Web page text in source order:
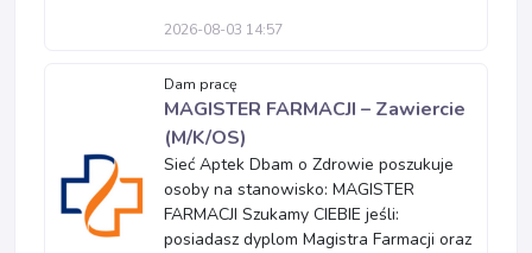
2026-08-03 14:57
Dam pracę
MAGISTER FARMACJI – Zawiercie
(M/K/OS)
Sieć Aptek Dbam o Zdrowie poszukuje
osoby na stanowisko: MAGISTER
FARMACJI Szukamy CIEBIE jeśli:
posiadasz dyplom Magistra Farmacji oraz